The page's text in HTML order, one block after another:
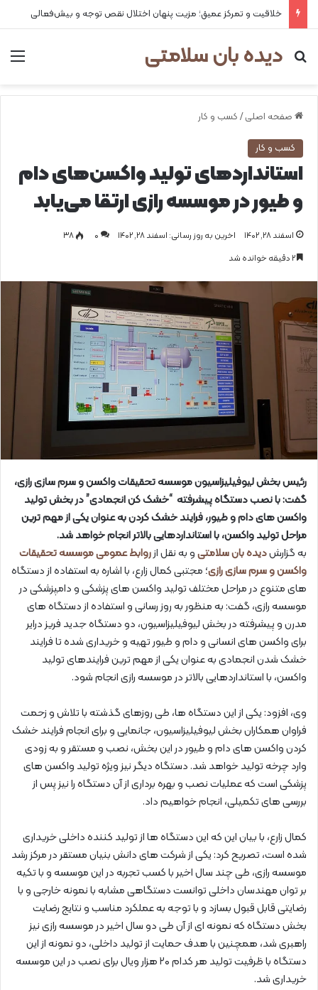
خلاقیت و تمرکز عمیق؛ مزیت پنهان اختلال نقص توجه و بیش‌فعالی
دیده بان سلامتی
جستجو برای
صفحه اصلی / کسب و کار
کسب و کار
استانداردهای تولید واکسن‌های دام
و طیور در موسسه رازی ارتقا می‌یابد
اسفند ۲۸, ۱۴۰۲ اخرین به روز رسانی: اسفند ۲۸, ۱۴۰۲ 0
۳۸
رئیس بخش لیوفیلیزاسیون موسسه تحقیقات واکسن و سرم سازی رازی،
گفت: با نصب دستگاه پیشرفته “خشک کن انجمادی” در بخش تولید
واکسن های دام و طیور، فرایند خشک کردن به عنوان یکی از مهم ترین
مراحل تولید واکسن، با استانداردهایی بالاتر انجام خواهد شد.
به گزارشدیده بان سلامتیو به نقل ازروابط عمومی موسسه تحقیقات
واکسن و سرم سازی رازی؛ مجتبی کمال زارع، با اشاره به استفاده از دستگاه
های متنوع در مراحل مختلف تولید واکسن های پزشکی و دامپزشکی در
موسسه رازی، گفت: به منظور به روز رسانی و استفاده از دستگاه های
مدرن و پیشرفته در بخش لیوفیلیزاسیون، دو دستگاه جدید فریز درایر
برای واکسن های انسانی و دام و طیور تهیه و خریداری شده تا فرایند
خشک شدن انجمادی به عنوان یکی از مهم ترین فرایندهای تولید
واکسن، با استانداردهایی بالاتر در موسسه رازی انجام شود.
وی، افزود: یکی از این دستگاه ها، طی روزهای گذشته با تلاش و زحمت
فراوان همکاران بخش لیوفیلیزاسیون، جانمایی و برای انجام فرایند خشک
کردن واکسن های دام و طیور در این بخش، نصب و مستقر و به زودی
وارد چرخه تولید خواهد شد. دستگاه دیگر نیز ویژه تولید واکسن های
پزشکی است که عملیات نصب و بهره برداری از آن دستگاه را نیز پس از
بررسی های تکمیلی، انجام خواهیم داد.
کمال زارع، با بیان این که این دستگاه ها از تولید کننده داخلی خریداری
شده است، تصریح کرد: یکی از شرکت های دانش بنیان مستقر در مرکز رشد
موسسه رازی، طی چند سال اخیر با کسب تجربه در این موسسه و با تکیه
بر توان مهندسان داخلی توانست دستگاهی مشابه با نمونه خارجی و با
رضایتی قابل قبول بسازد و با توجه به عملکرد مناسب و نتایج رضایت
بخش دستگاه که نمونه ای از آن طی دو سال اخیر در موسسه رازی نیز
راهبری شد، همچنین با هدف حمایت از تولید داخلی، دو نمونه از این
دستگاه با ظرفیت تولید هر کدام ۲۰ هزار ویال برای نصب در این موسسه
خریداری شد.